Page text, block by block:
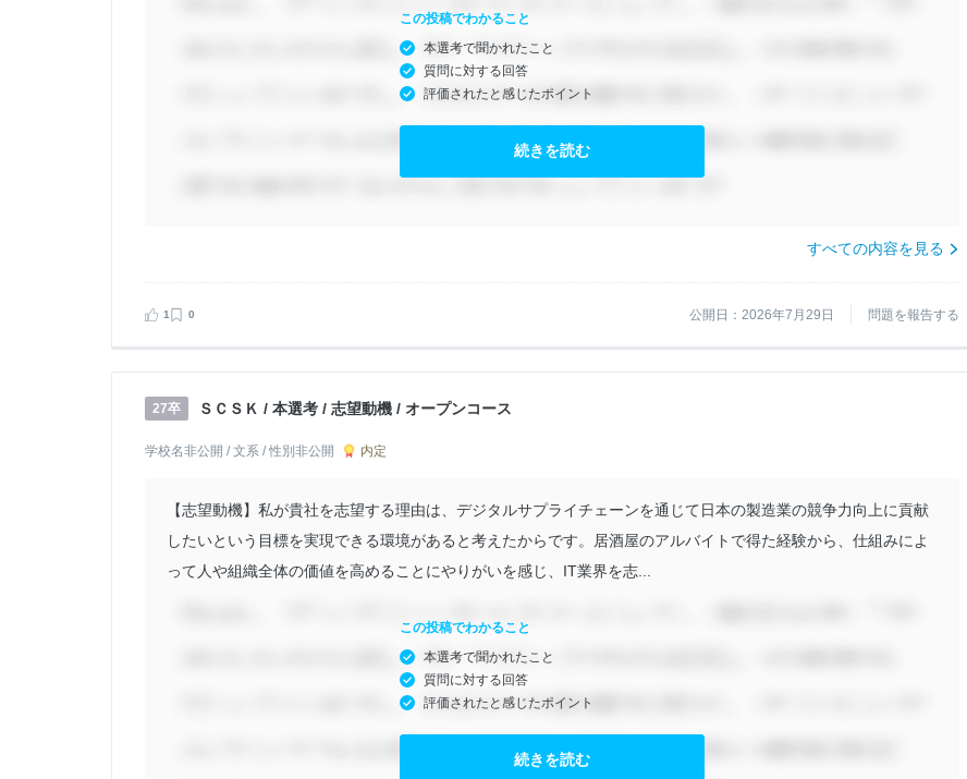
この投稿でわかること
本選考で聞かれたこと
質問に対する回答
評価されたと感じたポイント
続きを読む
すべての内容を見る
1 0 公開日：2026年7月29日 問題を報告する
27卒 ＳＣＳＫ / 本選考 / 志望動機 / オープンコース
学校名非公開 / 文系 / 性別非公開 内定
【志望動機】私が貴社を志望する理由は、デジタルサプライチェーンを通じて日本の製造業の競争力向上に貢献
したいという目標を実現できる環境があると考えたからです。居酒屋のアルバイトで得た経験から、仕組みによ
って人や組織全体の価値を高めることにやりがいを感じ、IT業界を志...
この投稿でわかること
本選考で聞かれたこと
質問に対する回答
評価されたと感じたポイント
続きを読む